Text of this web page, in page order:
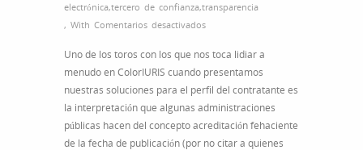
electrónica,tercero de confianza,transparencia
, With Comentarios desactivadosen
del
contratante
|
¿»juez
y
Uno de los toros con los que nos toca lidiar a
menudo en ColorIURIS cuando presentamos
nuestras soluciones para el perfil del contratante es
la interpretación que algunas administraciones
públicas hacen del concepto acreditación fehaciente
de la fecha de publicación (por no citar a quienes